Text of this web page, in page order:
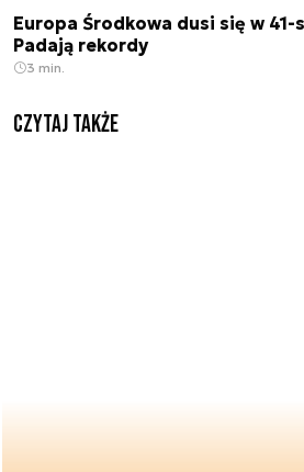
Europa Środkowa dusi się w
Padają rekordy
3 min.
Czytaj także